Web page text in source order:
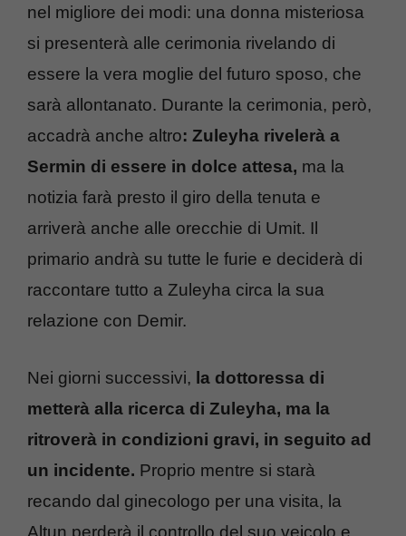
nel migliore dei modi: una donna misteriosa
si presenterà alle cerimonia rivelando di
essere la vera moglie del futuro sposo, che
sarà allontanato. Durante la cerimonia, però,
accadrà anche altro: Zuleyha rivelerà a
Sermin di essere in dolce attesa, ma la
notizia farà presto il giro della tenuta e
arriverà anche alle orecchie di Umit. Il
primario andrà su tutte le furie e deciderà di
raccontare tutto a Zuleyha circa la sua
relazione con Demir.
Nei giorni successivi, la dottoressa di
metterà alla ricerca di Zuleyha, ma la
ritroverà in condizioni gravi, in seguito ad
un incidente. Proprio mentre si starà
recando dal ginecologo per una visita, la
Altun perderà il controllo del suo veicolo e